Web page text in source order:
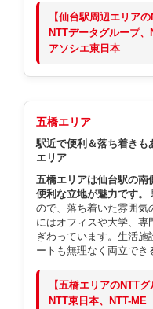
【仙台駅周辺エリア
NTTデータグループ
アソシエ東日本
五橋エリア
駅近で便利＆落ち着きも
エリア
五橋エリアは仙台駅の南
便利な立地が魅力です。
ので、落ち着いた雰囲気
にはオフィスや大学、専
ぎわっています。生活
ートも無理なく両立でき
【五橋エリアのNTTグ
NTT東日本、NTT-ME